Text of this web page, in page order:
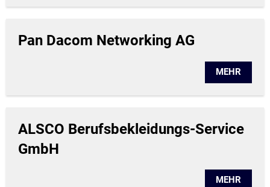
Pan Dacom Networking AG
MEHR
ALSCO Berufsbekleidungs-Service
GmbH
MEHR